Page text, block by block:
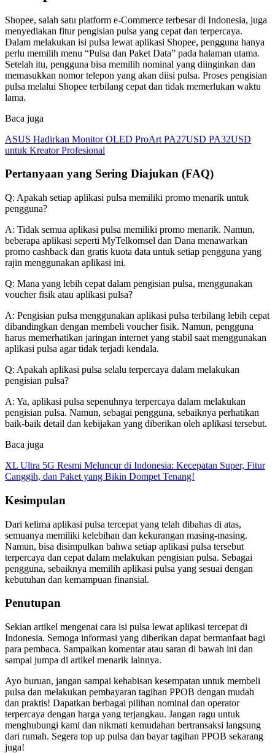
Shopee, salah satu platform e-Commerce terbesar di Indonesia, juga
menyediakan fitur pengisian pulsa yang cepat dan terpercaya.
Dalam melakukan isi pulsa lewat aplikasi Shopee, pengguna hanya
perlu memilih menu “Pulsa dan Paket Data” pada halaman utama.
Setelah itu, pengguna bisa memilih nominal yang diinginkan dan
memasukkan nomor telepon yang akan diisi pulsa. Proses pengisian
pulsa melalui Shopee terbilang cepat dan tidak memerlukan waktu
lama.
Baca juga
ASUS Hadirkan Monitor OLED ProArt PA27USD PA32USD
untuk Kreator Profesional
Pertanyaan yang Sering Diajukan (FAQ)
Q: Apakah setiap aplikasi pulsa memiliki promo menarik untuk
pengguna?
A: Tidak semua aplikasi pulsa memiliki promo menarik. Namun,
beberapa aplikasi seperti MyTelkomsel dan Dana menawarkan
promo cashback dan gratis kuota data untuk setiap pengguna yang
rajin menggunakan aplikasi ini.
Q: Mana yang lebih cepat dalam pengisian pulsa, menggunakan
voucher fisik atau aplikasi pulsa?
A: Pengisian pulsa menggunakan aplikasi pulsa terbilang lebih cepat
dibandingkan dengan membeli voucher fisik. Namun, pengguna
harus memerhatikan jaringan internet yang stabil saat menggunakan
aplikasi pulsa agar tidak terjadi kendala.
Q: Apakah aplikasi pulsa selalu terpercaya dalam melakukan
pengisian pulsa?
A: Ya, aplikasi pulsa sepenuhnya terpercaya dalam melakukan
pengisian pulsa. Namun, sebagai pengguna, sebaiknya perhatikan
baik-baik detail dan kebijakan yang diberikan oleh aplikasi tersebut.
Baca juga
XL Ultra 5G Resmi Meluncur di Indonesia: Kecepatan Super, Fitur
Canggih, dan Paket yang Bikin Dompet Tenang!
Kesimpulan
Dari kelima aplikasi pulsa tercepat yang telah dibahas di atas,
semuanya memiliki kelebihan dan kekurangan masing-masing.
Namun, bisa disimpulkan bahwa setiap aplikasi pulsa tersebut
terpercaya dan cepat dalam melakukan pengisian pulsa. Sebagai
pengguna, sebaiknya memilih aplikasi pulsa yang sesuai dengan
kebutuhan dan kemampuan finansial.
Penutupan
Sekian artikel mengenai cara isi pulsa lewat aplikasi tercepat di
Indonesia. Semoga informasi yang diberikan dapat bermanfaat bagi
para pembaca. Sampaikan komentar atau saran di bawah ini dan
sampai jumpa di artikel menarik lainnya.
Ayo buruan, jangan sampai kehabisan kesempatan untuk membeli
pulsa dan melakukan pembayaran tagihan PPOB dengan mudah
dan praktis! Dapatkan berbagai pilihan nominal dan operator
terpercaya dengan harga yang terjangkau. Jangan ragu untuk
menghubungi kami dan nikmati kemudahan bertransaksi langsung
dari rumah. Segera top up pulsa dan bayar tagihan PPOB sekarang
juga!